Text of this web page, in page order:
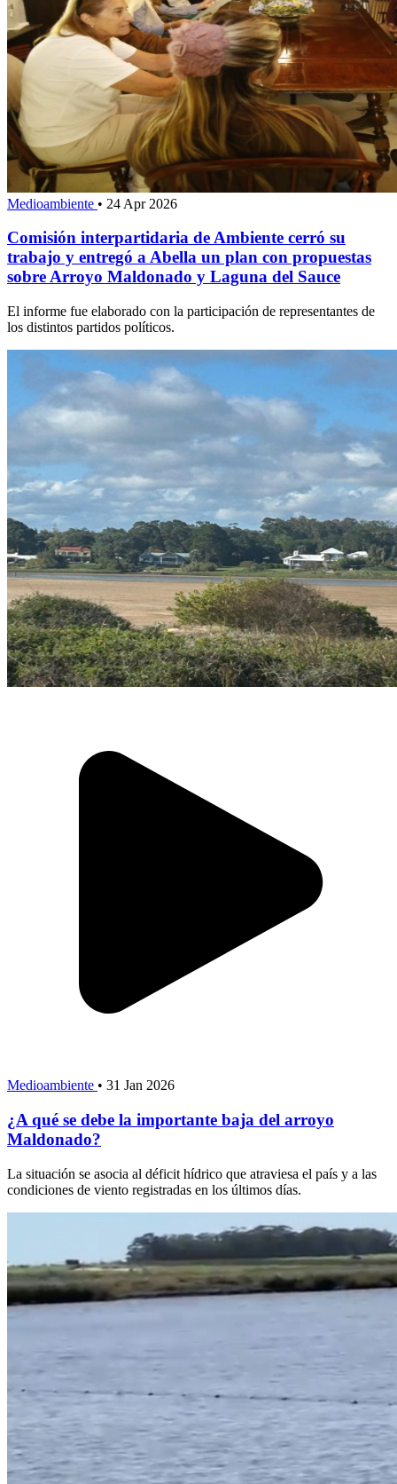
Medioambiente • 24 Apr 2026
Comisión interpartidaria de Ambiente cerró su
trabajo y entregó a Abella un plan con propuestas
sobre Arroyo Maldonado y Laguna del Sauce
El informe fue elaborado con la participación de representantes de
los distintos partidos políticos.
Medioambiente • 31 Jan 2026
¿A qué se debe la importante baja del arroyo
Maldonado?
La situación se asocia al déficit hídrico que atraviesa el país y a las
condiciones de viento registradas en los últimos días.